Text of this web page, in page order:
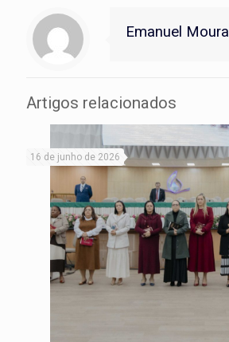
Emanuel Moura
Artigos relacionados
16 de junho de 2026